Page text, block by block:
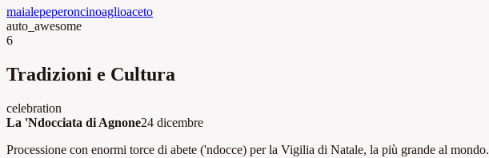
maialepeperoncinoaglioaceto
auto_awesome
6
Tradizioni e Cultura
celebration
La 'Ndocciata di Agnone24 dicembre
Processione con enormi torce di abete ('ndocce) per la Vigilia di Natale, la più grande al mondo.